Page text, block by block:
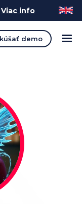
Viac info
demo